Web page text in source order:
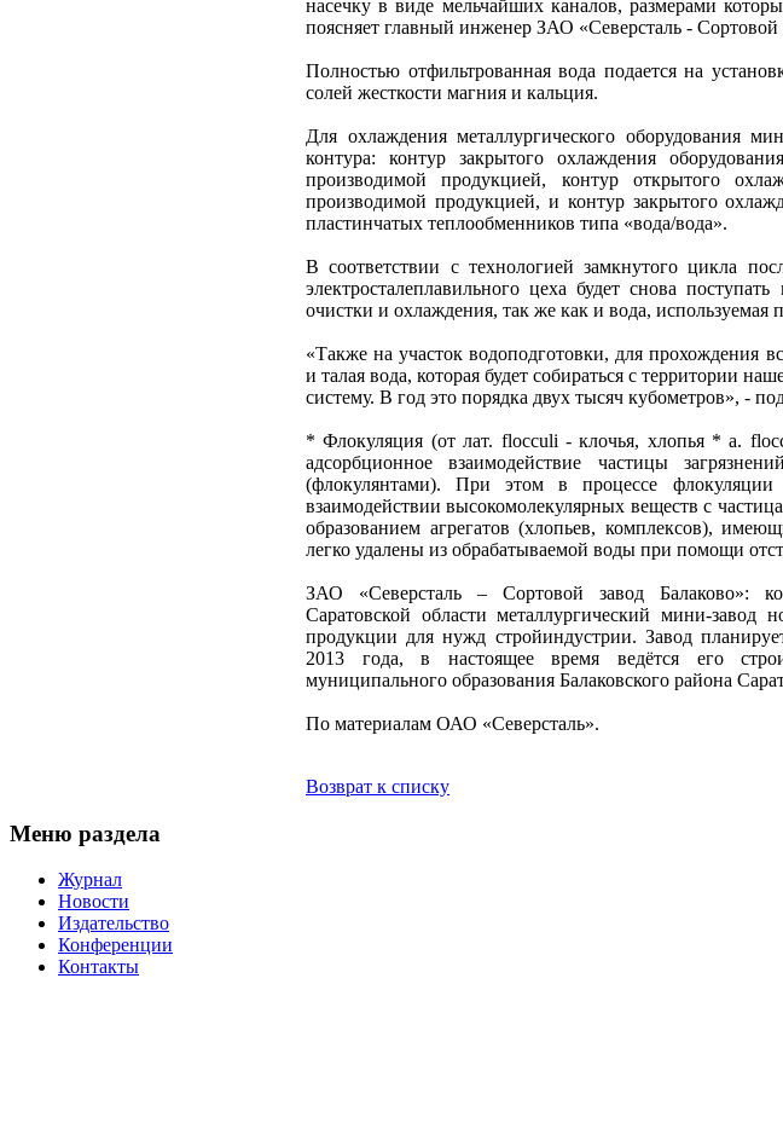
насечку в виде мельчайших каналов, размерами
поясняет главный инженер ЗАО «Северсталь - Сортовой
Полностью отфильтрованная вода подается на
солей жесткости магния и кальция.
Для охлаждения металлургического оборудования
контура: контур закрытого охлаждения
производимой продукцией, контур открытого
производимой продукцией, и контур закрытого
пластинчатых теплообменников типа «вода/вода».
В соответствии с технологией замкнутого цикла
электросталеплавильного цеха будет снова
очистки и охлаждения, так же как и вода, используемая
«Также на участок водоподготовки, для прохождения
и талая вода, которая будет собираться с территории
систему. В год это порядка двух тысяч кубометров», -
* Флокуляция (от лат. flocculi - клочья, хлопья * a.
адсорбционное взаимодействие частицы
(флокулянтами). При этом в процессе флокуляции
взаимодействии высокомолекулярных веществ с
образованием агрегатов (хлопьев, комплексов),
легко удалены из обрабатываемой воды при помощи
ЗАО «Северсталь – Сортовой завод Балаково»:
Саратовской области металлургический мини-
продукции для нужд стройиндустрии. Завод
2013 года, в настоящее время ведётся его
муниципального образования Балаковского района
По материалам ОАО «Северсталь».
Возврат к списку
Меню раздела
Журнал
Новости
Издательство
Конференции
Контакты